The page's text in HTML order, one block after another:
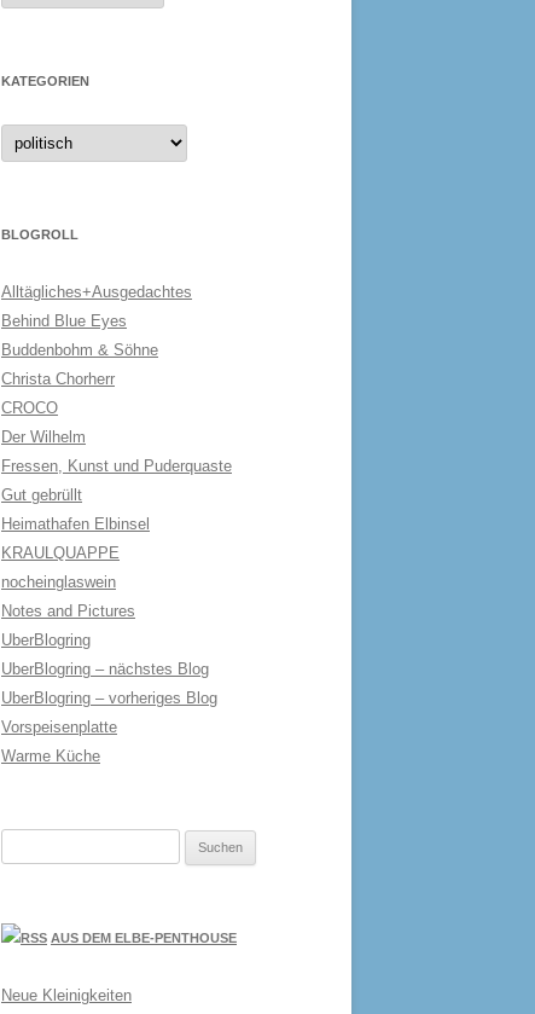
KATEGORIEN
Kategorien
BLOGROLL
Alltägliches+Ausgedachtes
Behind Blue Eyes
Buddenbohm & Söhne
Christa Chorherr
CROCO
Der Wilhelm
Fressen, Kunst und Puderquaste
Gut gebrüllt
Heimathafen Elbinsel
KRAULQUAPPE
nocheinglaswein
Notes and Pictures
UberBlogring
UberBlogring – nächstes Blog
UberBlogring – vorheriges Blog
Vorspeisenplatte
Warme Küche
AUS DEM ELBE-PENTHOUSE
Neue Kleinigkeiten